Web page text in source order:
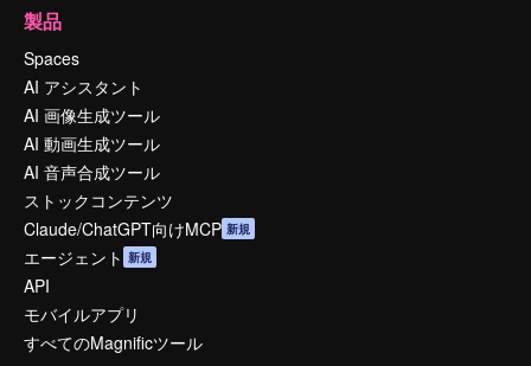
製品
Spaces
AI アシスタント
AI 画像生成ツール
AI 動画生成ツール
AI 音声合成ツール
ストックコンテンツ
Claude/ChatGPT向けMCP 新規
エージェント 新規
API
モバイルアプリ
すべてのMagnificツール